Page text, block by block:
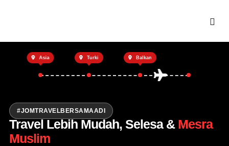
Tentang Kami
Hubungi Kami
Asia Turki Balkan
#JOMTRAVELBERSAMAADI
Travel Lebih Mudah, Selesa & Mesra
Muslim